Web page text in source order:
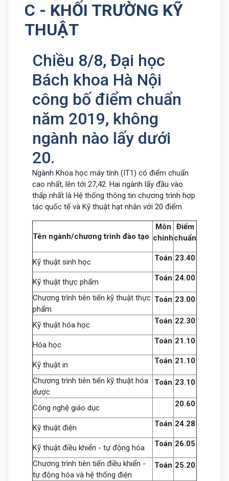
C - KHỐI TRƯỜNG KỸ
THUẬT
Chiều 8/8, Đại học
Bách khoa Hà Nội
công bố điểm chuẩn
năm 2019, không
ngành nào lấy dưới
20.
Ngành Khoa học máy tính (IT1) có điểm chuẩn
cao nhất, lên tới 27,42. Hai ngành lấy đầu vào
thấp nhất là Hệ thống thông tin chương trình hợp
tác quốc tế và Kỹ thuật hạt nhân với 20 điểm.
Tên ngành/chương trình đào tạo
Môn
chính
Điểm
chuẩn
Kỹ thuật sinh học Toán 23.40
Kỹ thuật thực phẩm Toán 24.00
Chương trình tiên tiến kỹ thuật thực
phẩm
Toán 23.00
Kỹ thuật hóa học Toán 22.30
Hóa học Toán 21.10
Kỹ thuật in Toán 21.10
Chương trình tiên tiến kỹ thuật hóa
dược
Toán 23.10
Công nghệ giáo dục 20.60
Kỹ thuật điện Toán 24.28
Kỹ thuật điều khiển - tự động hóa Toán 26.05
Chương trình tiên tiến điều khiển -
tự động hóa và hệ thống điện
Toán 25.20